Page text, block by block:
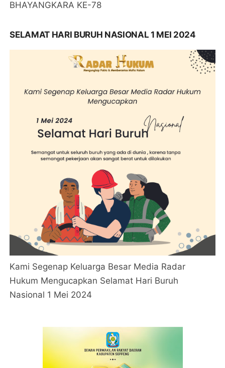
BHAYANGKARA KE-78
SELAMAT HARI BURUH NASIONAL 1 MEI 2024
Kami Segenap Keluarga Besar Media Radar
Hukum Mengucapkan Selamat Hari Buruh
Nasional 1 Mei 2024